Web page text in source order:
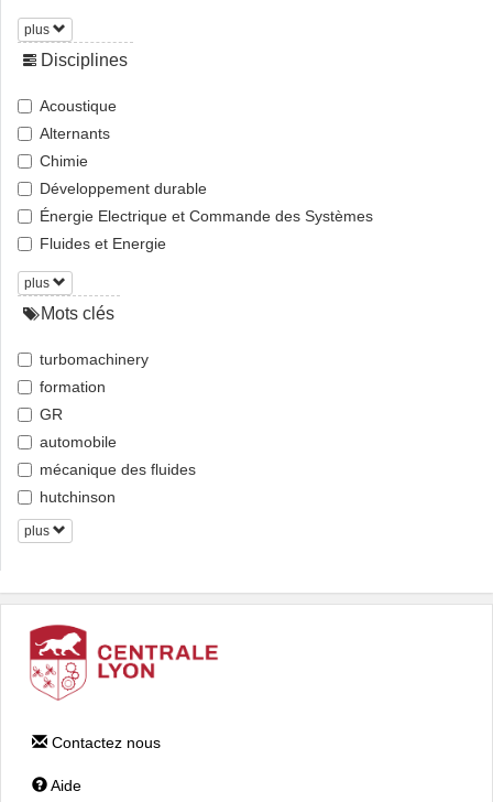
plus
Disciplines
Acoustique
Alternants
Chimie
Développement durable
Énergie Electrique et Commande des Systèmes
Fluides et Energie
plus
Mots clés
turbomachinery
formation
GR
automobile
mécanique des fluides
hutchinson
plus
Contactez nous
Aide